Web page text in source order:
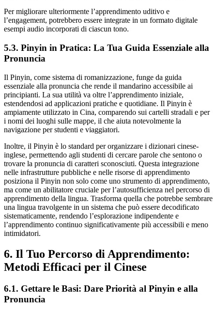
Per migliorare ulteriormente l’apprendimento uditivo e
l’engagement, potrebbero essere integrate in un formato digitale
esempi audio incorporati di ciascun tono.
5.3. Pinyin in Pratica: La Tua Guida Essenziale alla
Pronuncia
Il Pinyin, come sistema di romanizzazione, funge da guida
essenziale alla pronuncia che rende il mandarino accessibile ai
principianti. La sua utilità va oltre l’apprendimento iniziale,
estendendosi ad applicazioni pratiche e quotidiane. Il Pinyin è
ampiamente utilizzato in Cina, comparendo sui cartelli stradali e per
i nomi dei luoghi sulle mappe, il che aiuta notevolmente la
navigazione per studenti e viaggiatori.
Inoltre, il Pinyin è lo standard per organizzare i dizionari cinese-
inglese, permettendo agli studenti di cercare parole che sentono o
trovare la pronuncia di caratteri sconosciuti. Questa integrazione
nelle infrastrutture pubbliche e nelle risorse di apprendimento
posiziona il Pinyin non solo come uno strumento di apprendimento,
ma come un abilitatore cruciale per l’autosufficienza nel percorso di
apprendimento della lingua. Trasforma quella che potrebbe sembrare
una lingua travolgente in un sistema che può essere decodificato
sistematicamente, rendendo l’esplorazione indipendente e
l’apprendimento continuo significativamente più accessibili e meno
intimidatori.
6. Il Tuo Percorso di Apprendimento:
Metodi Efficaci per il Cinese
6.1. Gettare le Basi: Dare Priorità al Pinyin e alla
Pronuncia